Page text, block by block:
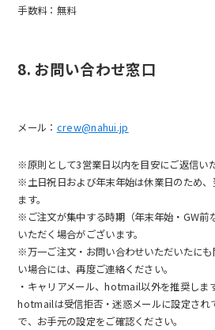
手数料：無料
8. お問い合わせ窓口
メール： crew@nahui.jp
※原則として3営業日以内を目安にご返信いた
※土日祝日および年末年始は休業日のため、
ます。
※ご注文が集中する時期（年末年始・GW前
いただく場合がございます。
※万一ご注文・お問い合わせいただいたに
い場合には、再度ご連絡ください。
・キャリアメール、hotmail以外を推奨しま
hotmailは受信拒否・迷惑メールに設定され
で、お手元の設定をご確認ください。